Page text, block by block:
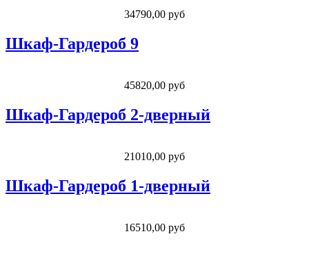
34790,00 руб
Шкаф-Гардероб 9
45820,00 руб
Шкаф-Гардероб 2-дверный
21010,00 руб
Шкаф-Гардероб 1-дверный
16510,00 руб